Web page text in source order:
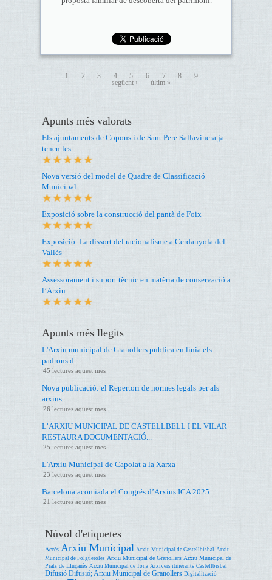
1 2 3 4 5 6 7 8 9
…
següent ›
últim »
Apunts més valorats
Els ajuntaments de Copons i de Sant Pere Sallavinera ja
tenen les...
Nova versió del model de Quadre de Classificació
Municipal
Exposició sobre la construcció del pantà de Foix
Exposició: La dissort del racionalisme a Cerdanyola del
Vallès
Assessorament i suport tècnic en matèria de conservació a
l’Arxiu...
Apunts més llegits
L'Arxiu municipal de Granollers publica en línia els
padrons d...
45 lectures aquest mes
Nova publicació: el Repertori de normes legals per als
arxius...
26 lectures aquest mes
L’ARXIU MUNICIPAL DE CASTELLBELL I EL VILAR
RESTAURA DOCUMENTACIÓ...
25 lectures aquest mes
L'Arxiu Municipal de Capolat a la Xarxa
23 lectures aquest mes
Barcelona acomiada el Congrés d’Arxius ICA 2025
21 lectures aquest mes
Núvol d'etiquetes
Accés Arxiu Municipal Arxiu Municipal de Castellbisbal Arxiu
Municipal de Folgueroles Arxiu Municipal de Granollers Arxiu Municipal de
Prats de Lluçanès Arxiu Municipal de Tona Arxivers itinerants Castellbisbal
Difusió Difusió; Arxiu Municipal de Granollers Digitalització